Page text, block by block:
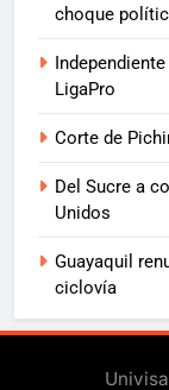
choque
LigaPro
Corte de
Del Sucre a
Unidos
Guayaquil
ciclovía